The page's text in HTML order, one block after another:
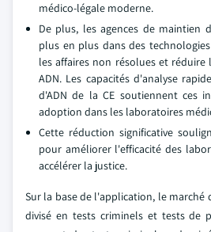
médico-légale moderne.
De plus, les agences de maintien
plus en plus dans des
les affaires non résolues et réduire
ADN. Les capacités d'analyse
d'ADN de la CE soutiennent ces
adoption dans les laboratoires
Cette réduction significative
pour améliorer l'efficacité des
accélérer la justice.
Sur la base de l'application, le marché
divisé en tests criminels et tests de